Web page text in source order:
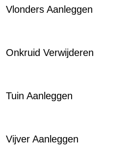
Vlonders Aanleggen
Onkruid Verwijderen
Tuin Aanleggen
Vijver Aanleggen